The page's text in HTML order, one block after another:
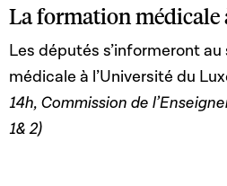
La formation médicale
Les députés s’informeront
médicale à l’Université du
14h, Commission de
1& 2)